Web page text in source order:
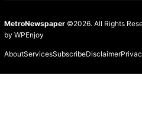
MetroNewspaper©2026. All Rights
by WPEnjoy
AboutServicesSubscribeDisclaimer